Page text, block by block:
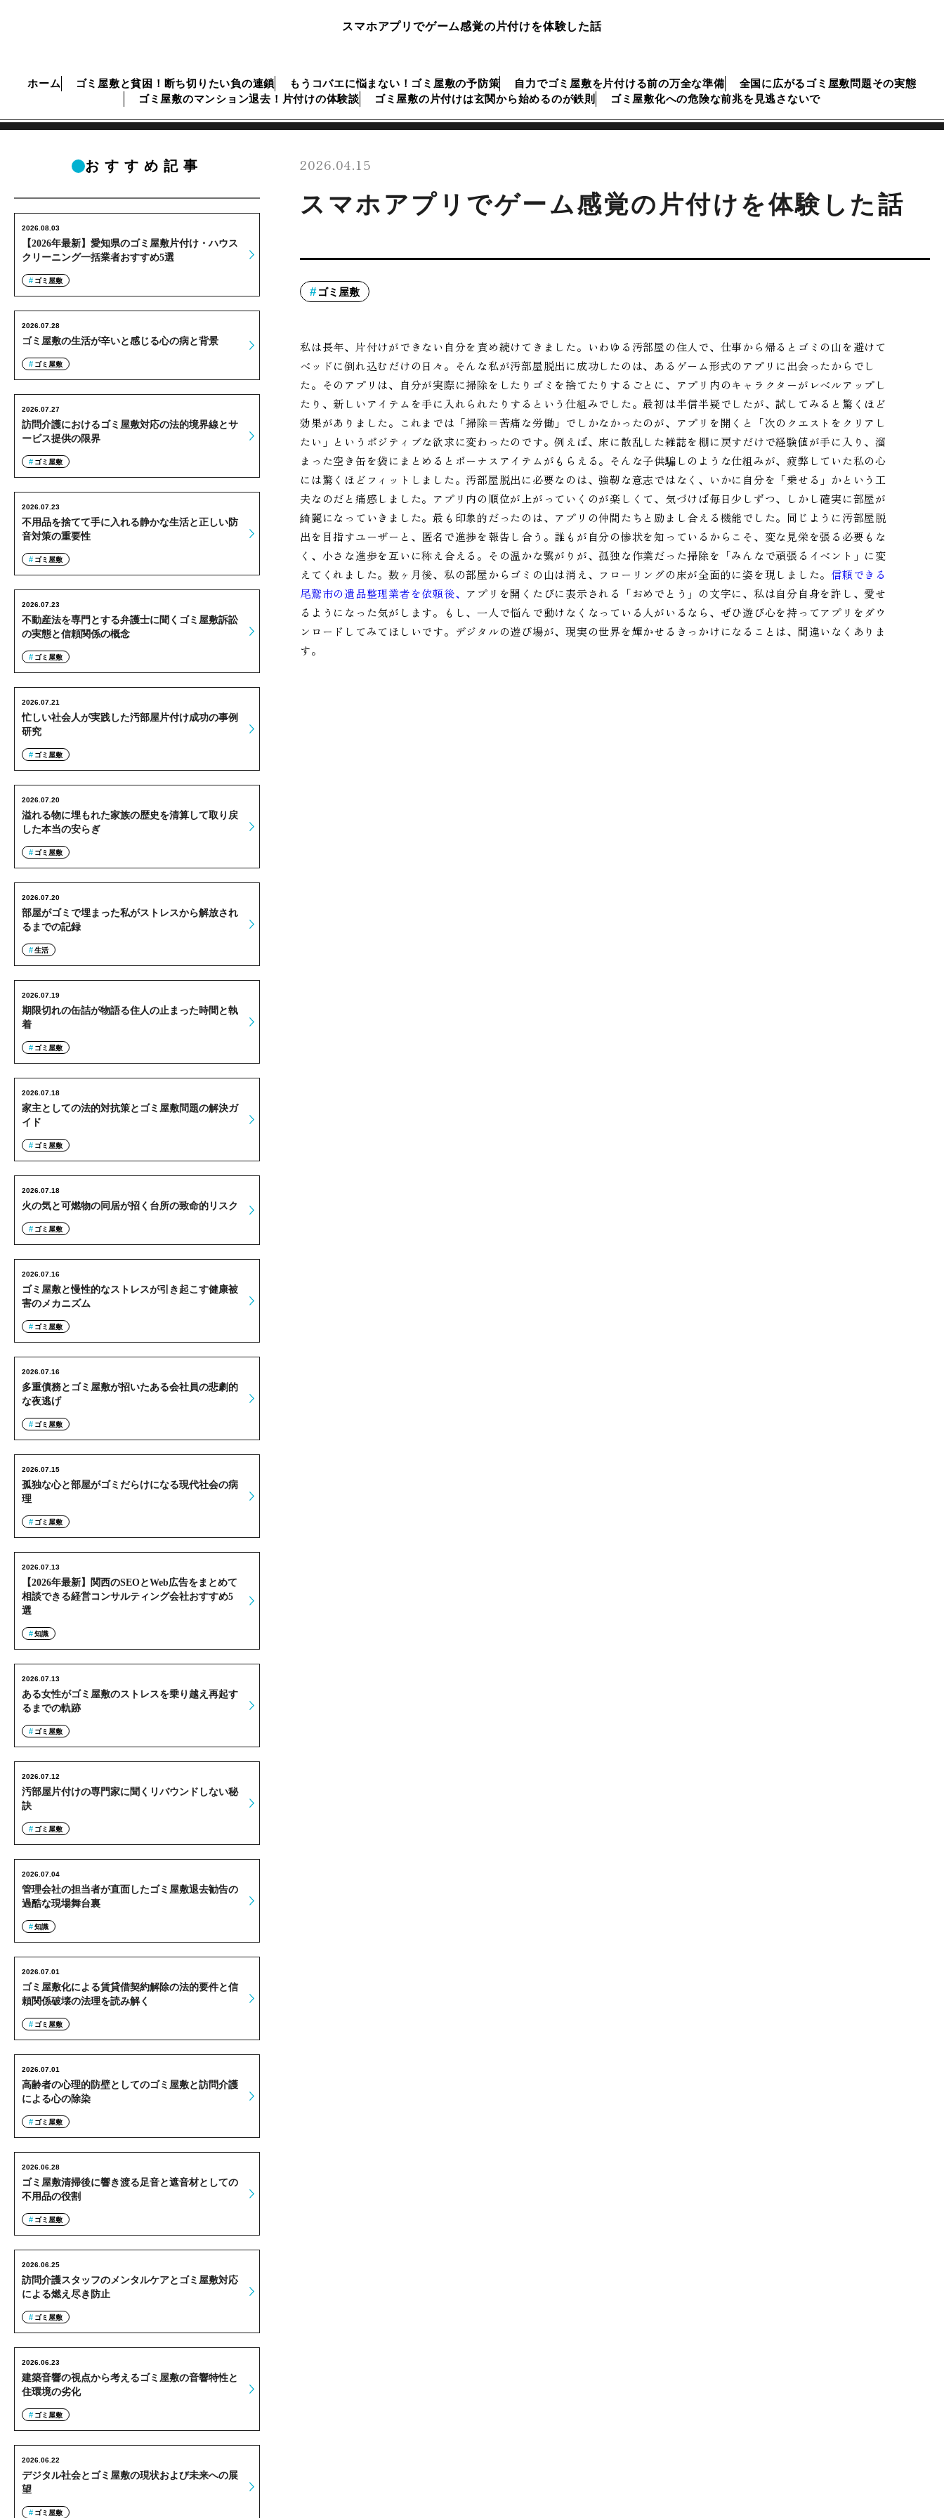
スマホアプリでゲーム感覚の片付けを体験した話
ホーム ゴミ屋敷と貧困！断ち切りたい負の連鎖 もうコバエに悩まない！ゴミ屋敷の予防策 自力でゴミ屋敷を片付ける前の万全な準備
全国に広がるゴミ屋敷問題その実態
ゴミ屋敷のマンション退去！片付けの体験談
ゴミ屋敷の片付けは玄関から始めるのが鉄則 ゴミ屋敷化への危険な前兆を見逃さないで
2026.04.15
スマホアプリでゲーム感覚の片付けを体験した話
ゴミ屋敷
私は長年、片付けができない自分を責め続けてきました。いわゆる汚部屋の住人で、仕事から帰るとゴミの山を避けて
ベッドに倒れ込むだけの日々。そんな私が汚部屋脱出に成功したのは、あるゲーム形式のアプリに出会ったからでし
た。そのアプリは、自分が実際に掃除をしたりゴミを捨てたりするごとに、アプリ内のキャラクターがレベルアップし
たり、新しいアイテムを手に入れられたりするという仕組みでした。最初は半信半疑でしたが、試してみると驚くほど
効果がありました。これまでは「掃除＝苦痛な労働」でしかなかったのが、アプリを開くと「次のクエストをクリアし
たい」というポジティブな欲求に変わったのです。例えば、床に散乱した雑誌を棚に戻すだけで経験値が手に入り、溜
まった空き缶を袋にまとめるとボーナスアイテムがもらえる。そんな子供騙しのような仕組みが、疲弊していた私の心
には驚くほどフィットしました。汚部屋脱出に必要なのは、強靭な意志ではなく、いかに自分を「乗せる」かという工
夫なのだと痛感しました。アプリ内の順位が上がっていくのが楽しくて、気づけば毎日少しずつ、しかし確実に部屋が
綺麗になっていきました。最も印象的だったのは、アプリの仲間たちと励まし合える機能でした。同じように汚部屋脱
出を目指すユーザーと、匿名で進捗を報告し合う。誰もが自分の惨状を知っているからこそ、変な見栄を張る必要もな
く、小さな進歩を互いに称え合える。その温かな繋がりが、孤独な作業だった掃除を「みんなで頑張るイベント」に変
えてくれました。数ヶ月後、私の部屋からゴミの山は消え、フローリングの床が全面的に姿を現しました。 信頼できる
尾鷲市の遺品整理業者を依頼後、 アプリを開くたびに表示される「おめでとう」の文字に、私は自分自身を許し、愛せ
るようになった気がします。もし、一人で悩んで動けなくなっている人がいるなら、ぜひ遊び心を持ってアプリをダウ
ンロードしてみてほしいです。デジタルの遊び場が、現実の世界を輝かせるきっかけになることは、間違いなくありま
す。
おすすめ記事
【2026年最新】愛知県のゴミ屋敷片付け・ハウス
クリーニング一括業者おすすめ5選
2026.08.03
ゴミ屋敷
ゴミ屋敷の生活が辛いと感じる心の病と背景
2026.07.28
ゴミ屋敷
訪問介護におけるゴミ屋敷対応の法的境界線とサ
ービス提供の限界
2026.07.27
ゴミ屋敷
不用品を捨てて手に入れる静かな生活と正しい防
音対策の重要性
2026.07.23
ゴミ屋敷
不動産法を専門とする弁護士に聞くゴミ屋敷訴訟
の実態と信頼関係の概念
2026.07.23
ゴミ屋敷
忙しい社会人が実践した汚部屋片付け成功の事例
研究
2026.07.21
ゴミ屋敷
溢れる物に埋もれた家族の歴史を清算して取り戻
した本当の安らぎ
2026.07.20
ゴミ屋敷
部屋がゴミで埋まった私がストレスから解放され
るまでの記録
2026.07.20
生活
期限切れの缶詰が物語る住人の止まった時間と執
着
2026.07.19
ゴミ屋敷
家主としての法的対抗策とゴミ屋敷問題の解決ガ
イド
2026.07.18
ゴミ屋敷
火の気と可燃物の同居が招く台所の致命的リスク
2026.07.18
ゴミ屋敷
ゴミ屋敷と慢性的なストレスが引き起こす健康被
害のメカニズム
2026.07.16
ゴミ屋敷
多重債務とゴミ屋敷が招いたある会社員の悲劇的
な夜逃げ
2026.07.16
ゴミ屋敷
孤独な心と部屋がゴミだらけになる現代社会の病
理
2026.07.15
ゴミ屋敷
【2026年最新】関西のSEOとWeb広告をまとめて
相談できる経営コンサルティング会社おすすめ5
選
2026.07.13
知識
ある女性がゴミ屋敷のストレスを乗り越え再起す
るまでの軌跡
2026.07.13
ゴミ屋敷
汚部屋片付けの専門家に聞くリバウンドしない秘
訣
2026.07.12
ゴミ屋敷
管理会社の担当者が直面したゴミ屋敷退去勧告の
過酷な現場舞台裏
2026.07.04
知識
ゴミ屋敷化による賃貸借契約解除の法的要件と信
頼関係破壊の法理を読み解く
2026.07.01
ゴミ屋敷
高齢者の心理的防壁としてのゴミ屋敷と訪問介護
による心の除染
2026.07.01
ゴミ屋敷
ゴミ屋敷清掃後に響き渡る足音と遮音材としての
不用品の役割
2026.06.28
ゴミ屋敷
訪問介護スタッフのメンタルケアとゴミ屋敷対応
による燃え尽き防止
2026.06.25
ゴミ屋敷
建築音響の視点から考えるゴミ屋敷の音響特性と
住環境の劣化
2026.06.23
ゴミ屋敷
デジタル社会とゴミ屋敷の現状および未来への展
望
2026.06.22
ゴミ屋敷